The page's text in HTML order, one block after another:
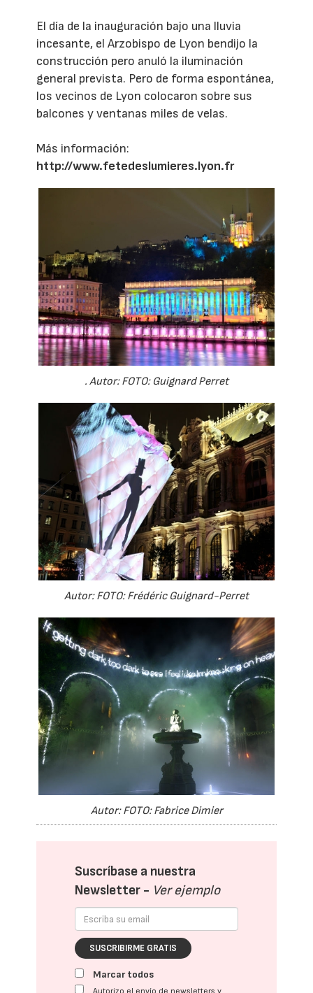
El día de la inauguración bajo una lluvia
incesante, el Arzobispo de Lyon bendijo la
construcción pero anuló la iluminación
general prevista. Pero de forma espontánea,
los vecinos de Lyon colocaron sobre sus
balcones y ventanas miles de velas.
Más información:
http://www.fetedeslumieres.lyon.fr
. Autor: FOTO: Guignard Perret
Autor: FOTO: Frédéric Guignard-Perret
Autor: FOTO: Fabrice Dimier
Suscríbase a nuestra
Newsletter - Ver ejemplo
SUSCRIBIRME GRATIS
Marcar todos